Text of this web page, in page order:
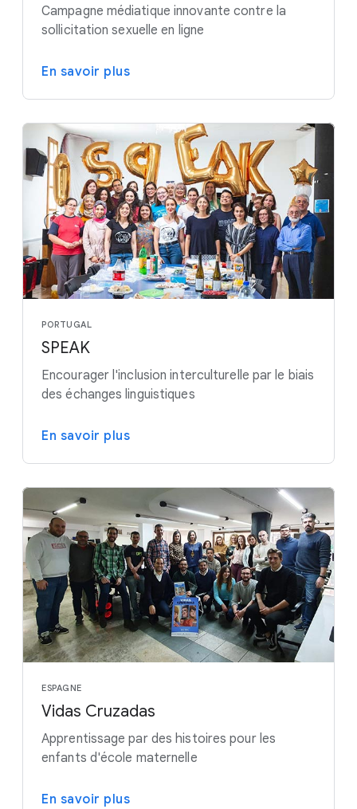
Campagne médiatique innovante contre la
sollicitation sexuelle en ligne
En savoir plus
PORTUGAL
SPEAK
Encourager l'inclusion interculturelle par le biais
des échanges linguistiques
En savoir plus
ESPAGNE
Vidas Cruzadas
Apprentissage par des histoires pour les
enfants d'école maternelle
En savoir plus